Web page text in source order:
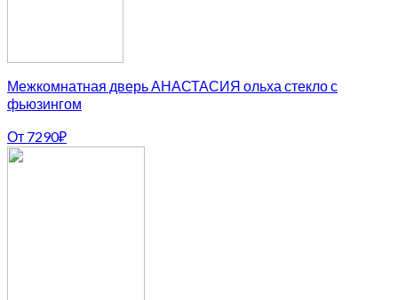
Межкомнатная дверь АНАСТАСИЯ ольха стекло с
фьюзингом
От 7290₽